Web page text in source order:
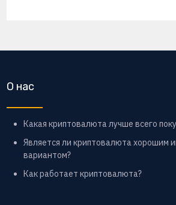
О нас
Какая криптовалюта лучше всего
Является ли криптовалюта хорошим
вариантом?
Как работает криптовалюта?